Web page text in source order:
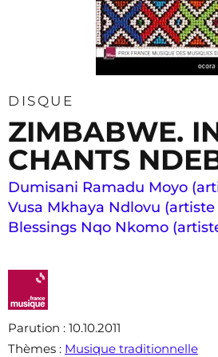
DISQUE
ZIMBABWE.
CHANTS
Dumisani Ramadu Moyo
Vusa Mkhaya Ndlovu
Blessings Nqo Nkomo
Parution : 10.10.2011
Thèmes : Musique traditionnelle